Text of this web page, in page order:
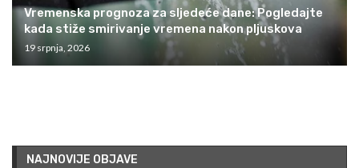
Vremenska prognoza za sljedeće dane: Pogledajte
kada stiže smirivanje vremena nakon pljuskova
19 srpnja, 2026
NAJNOVIJE OBJAVE